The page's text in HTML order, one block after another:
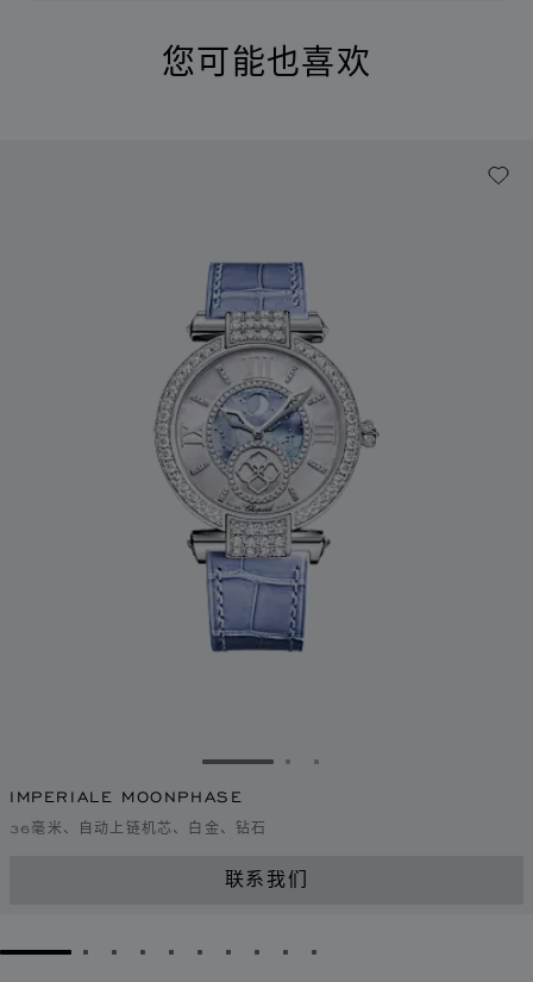
您可能也喜欢
转到幻灯片 1转到幻灯片 2
转到幻灯片 3
IMPERIALE MOONPHASE
36毫米、自动上链机芯、白金、钻石
联系我们
GO TO SLIDE 1GO TO SLIDE 2
GO TO SLIDE 3
GO TO SLIDE 4
GO TO SLIDE 5
GO TO SLIDE 6
GO TO SLIDE 7
GO TO SLIDE 8
GO TO SLIDE 9
GO TO SLIDE 10